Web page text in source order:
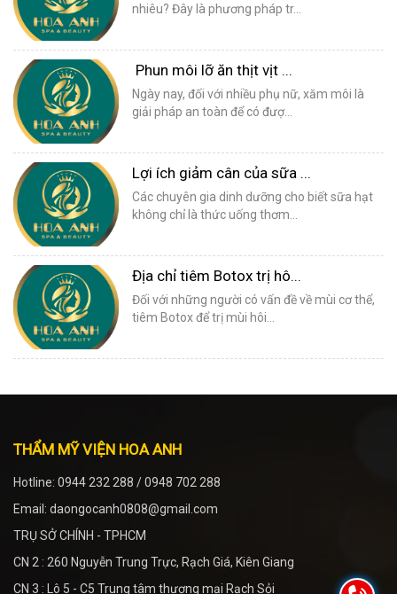
nhiêu? Đây là phương pháp tr...
Phun môi lỡ ăn thịt vịt ...
Ngày nay, đối với nhiều phụ nữ, xăm môi là
giải pháp an toàn để có đượ...
Lợi ích giảm cân của sữa ...
Các chuyên gia dinh dưỡng cho biết sữa hạt
không chỉ là thức uống thơm...
Địa chỉ tiêm Botox trị hô...
Đối với những người có vấn đề về mùi cơ thể,
tiêm Botox để trị mùi hôi...
THẨM MỸ VIỆN HOA ANH
Hotline: 0944 232 288 / 0948 702 288
Email: daongocanh0808@gmail.com
TRỤ SỞ CHÍNH - TPHCM
CN 2 : 260 Nguyễn Trung Trực, Rạch Giá, Kiên Giang
CN 3 : Lô 5 - C5 Trung tâm thương mại Rạch Sỏi